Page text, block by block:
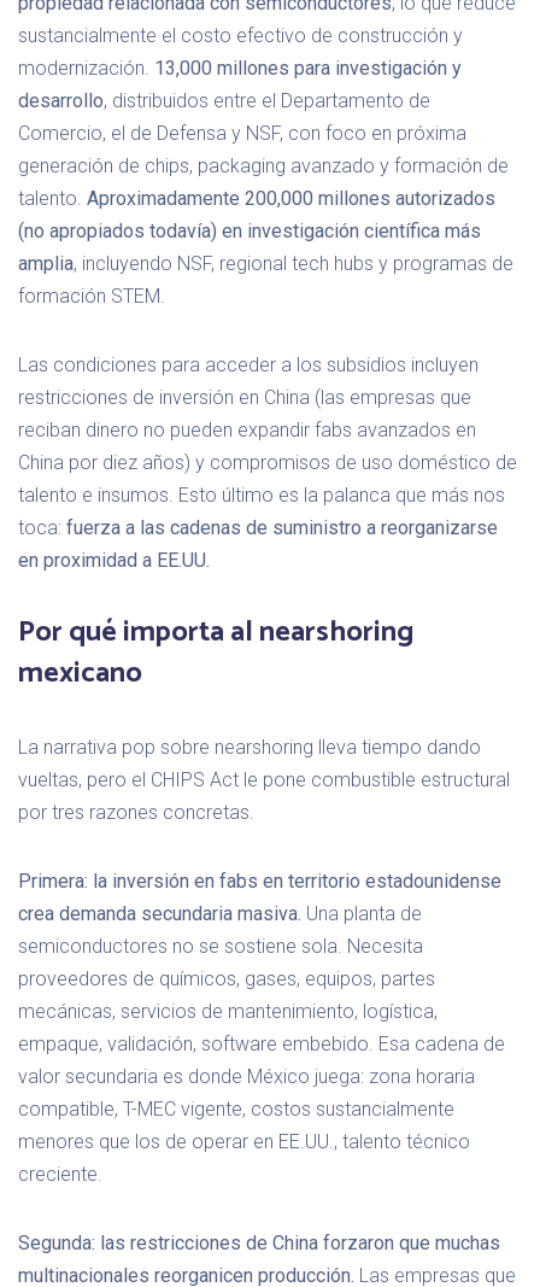
sustancialmente el costo efectivo de construcción y
modernización. 13,000 millones para investigación y
desarrollo, distribuidos entre el Departamento de
Comercio, el de Defensa y NSF, con foco en próxima
generación de chips, packaging avanzado y formación de
talento. Aproximadamente 200,000 millones autorizados
(no apropiados todavía) en investigación científica más
amplia, incluyendo NSF, regional tech hubs y programas de
formación STEM.
Las condiciones para acceder a los subsidios incluyen
restricciones de inversión en China (las empresas que
reciban dinero no pueden expandir fabs avanzados en
China por diez años) y compromisos de uso doméstico de
talento e insumos. Esto último es la palanca que más nos
toca: fuerza a las cadenas de suministro a reorganizarse
en proximidad a EE.UU.
Por qué importa al nearshoring
mexicano
La narrativa pop sobre nearshoring lleva tiempo dando
vueltas, pero el CHIPS Act le pone combustible estructural
por tres razones concretas.
Primera: la inversión en fabs en territorio estadounidense
crea demanda secundaria masiva. Una planta de
semiconductores no se sostiene sola. Necesita
proveedores de químicos, gases, equipos, partes
mecánicas, servicios de mantenimiento, logística,
empaque, validación, software embebido. Esa cadena de
valor secundaria es donde México juega: zona horaria
compatible, T-MEC vigente, costos sustancialmente
menores que los de operar en EE.UU., talento técnico
creciente.
Segunda: las restricciones de China forzaron que muchas
multinacionales reorganicen producción. Las empresas que